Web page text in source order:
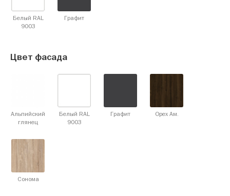
Белый RAL
9003
Графит
Цвет фасада
Альпийский
глянец
Белый RAL
9003
Графит Орех Ам.
Сонома